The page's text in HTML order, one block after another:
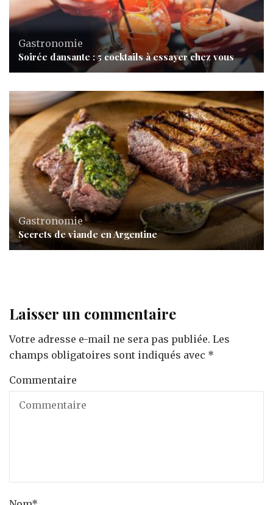
Gastronomie
Soirée dansante : 5 cocktails à essayer chez vous
Gastronomie
Secrets de viande en Argentine
Laisser un commentaire
Votre adresse e-mail ne sera pas publiée. Les
champs obligatoires sont indiqués avec *
Commentaire